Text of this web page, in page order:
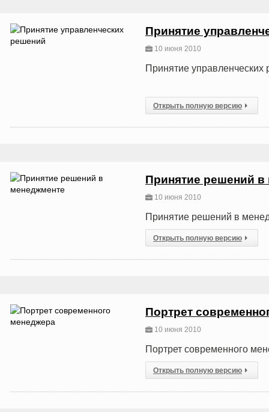
Принятие
10 июня 2010
Принятие
Открыть полную версию
Принятие решений в
10 июня 2010
Принятие решений в
Открыть полную версию
Портрет
10 июня 2010
Портрет современного
Открыть полную версию